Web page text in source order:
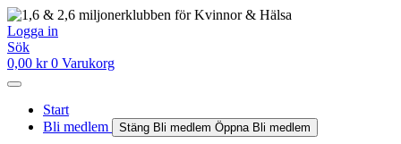
Hoppa
till
innehåll
Logga in
Sök
0,00 kr 0 Varukorg
Start
Bli medlem
Stäng Bli medlem Öppna Bli medlem